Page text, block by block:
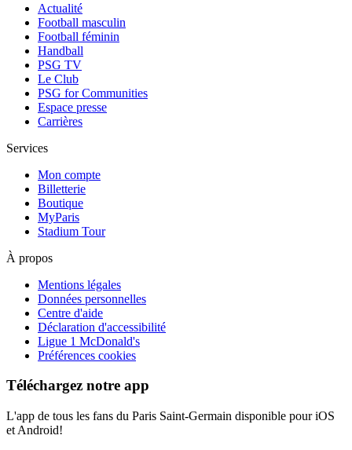
Actualité
Football masculin
Football féminin
Handball
PSG TV
Le Club
PSG for Communities
Espace presse
Carrières
Services
Mon compte
Billetterie
Boutique
MyParis
Stadium Tour
À propos
Mentions légales
Données personnelles
Centre d'aide
Déclaration d'accessibilité
Ligue 1 McDonald's
Préférences cookies
Téléchargez notre app
L'app de tous les fans du Paris Saint-Germain disponible pour iOS
et Android!